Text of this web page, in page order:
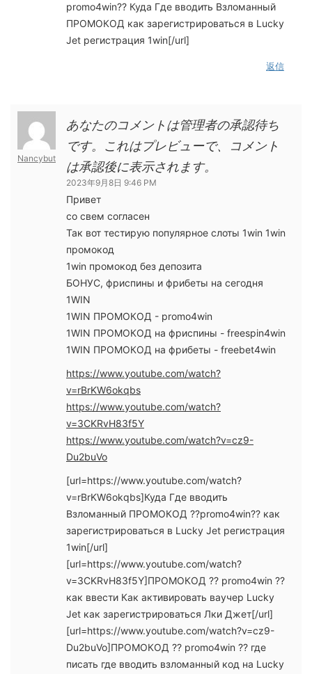
promo4win?? Куда Где вводить Взломанный
ПРОМОКОД как зарегистрироваться в Lucky
Jet регистрация 1win[/url]
返信
Nancybut
あなたのコメントは管理者の承認待ち
です。これはプレビューで、コメント
は承認後に表示されます。
2023年9月8日 9:46 PM
Привет
со свем согласен
Так вот тестирую популярное слоты 1win 1win
промокод
1win промокод без депозита
БОНУС, фриспины и фрибеты на сегодня
1WIN
1WIN ПРОМОКОД - promo4win
1WIN ПРОМОКОД на фриспины - freespin4win
1WIN ПРОМОКОД на фрибеты - freebet4win
https://www.youtube.com/watch?
v=rBrKW6okqbs
https://www.youtube.com/watch?
v=3CKRvH83f5Y
https://www.youtube.com/watch?v=cz9-
Du2buVo
[url=https://www.youtube.com/watch?
v=rBrKW6okqbs]Куда Где вводить
Взломанный ПРОМОКОД ??promo4win?? как
зарегистрироваться в Lucky Jet регистрация
1win[/url]
[url=https://www.youtube.com/watch?
v=3CKRvH83f5Y]ПРОМОКОД ?? promo4win ??
как ввести Как активировать ваучер Lucky
Jet как зарегистрироваться Лки Джет[/url]
[url=https://www.youtube.com/watch?v=cz9-
Du2buVo]ПРОМОКОД ?? promo4win ?? где
писать где вводить взломанный код на Lucky